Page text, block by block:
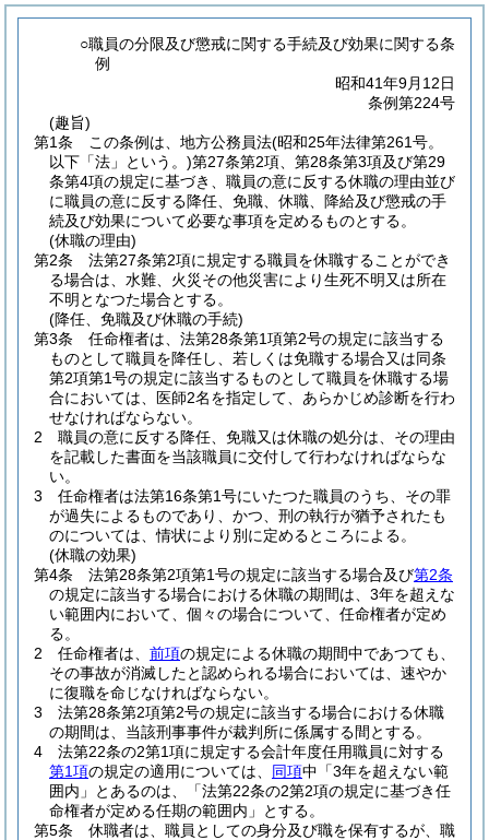
○職員の分限及び懲戒に関する手続及び効果に関する条
例
昭和41年9月12日
条例第224号
(趣旨)
第1条
この条例は、地方公務員法(昭和25年法律第261号。
以下「法」という。)第27条第2項、第28条第3項及び第29
条第4項の規定に基づき、職員の意に反する休職の理由並び
に職員の意に反する降任、免職、休職、降給及び懲戒の手
続及び効果について必要な事項を定めるものとする。
(休職の理由)
第2条
法第27条第2項に規定する職員を休職することができ
る場合は、水難、火災その他災害により生死不明又は所在
不明となつた場合とする。
(降任、免職及び休職の手続)
第3条
任命権者は、法第28条第1項第2号の規定に該当する
ものとして職員を降任し、若しくは免職する場合又は同条
第2項第1号の規定に該当するものとして職員を休職する場
合においては、医師2名を指定して、あらかじめ診断を行わ
せなければならない。
2
職員の意に反する降任、免職又は休職の処分は、その理由
を記載した書面を当該職員に交付して行わなければならな
い。
3
任命権者は法第16条第1号にいたつた職員のうち、その罪
が過失によるものであり、かつ、刑の執行が猶予されたも
のについては、情状により別に定めるところによる。
(休職の効果)
第4条
法第28条第2項第1号の規定に該当する場合及び第2条
の規定に該当する場合における休職の期間は、3年を超えな
い範囲内において、個々の場合について、任命権者が定め
る。
2
任命権者は、 前項の規定による休職の期間中であつても、
その事故が消滅したと認められる場合においては、速やか
に復職を命じなければならない。
3
法第28条第2項第2号の規定に該当する場合における休職
の期間は、当該刑事事件が裁判所に係属する間とする。
4
法第22条の2第1項に規定する会計年度任用職員に対する
第1項の規定の適用については、 同項中「3年を超えない範
囲内」とあるのは、「法第22条の2第2項の規定に基づき任
命権者が定める任期の範囲内」とする。
第5条
休職者は、職員としての身分及び職を保有するが、職